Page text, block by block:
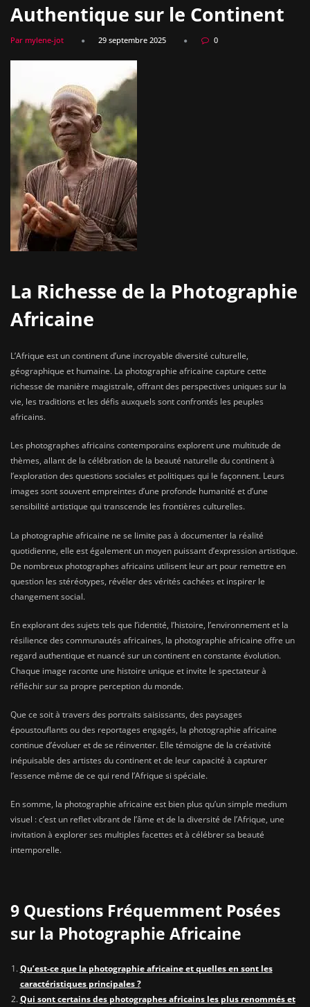
Authentique sur le Continent
Par mylene-jot 29 septembre 2025 0
La Richesse de la Photographie
Africaine
L’Afrique est un continent d’une incroyable diversité culturelle,
géographique et humaine. La photographie africaine capture cette
richesse de manière magistrale, offrant des perspectives uniques sur la
vie, les traditions et les défis auxquels sont confrontés les peuples
africains.
Les photographes africains contemporains explorent une multitude de
thèmes, allant de la célébration de la beauté naturelle du continent à
l’exploration des questions sociales et politiques qui le façonnent. Leurs
images sont souvent empreintes d’une profonde humanité et d’une
sensibilité artistique qui transcende les frontières culturelles.
La photographie africaine ne se limite pas à documenter la réalité
quotidienne, elle est également un moyen puissant d’expression artistique.
De nombreux photographes africains utilisent leur art pour remettre en
question les stéréotypes, révéler des vérités cachées et inspirer le
changement social.
En explorant des sujets tels que l’identité, l’histoire, l’environnement et la
résilience des communautés africaines, la photographie africaine offre un
regard authentique et nuancé sur un continent en constante évolution.
Chaque image raconte une histoire unique et invite le spectateur à
réfléchir sur sa propre perception du monde.
Que ce soit à travers des portraits saisissants, des paysages
époustouflants ou des reportages engagés, la photographie africaine
continue d’évoluer et de se réinventer. Elle témoigne de la créativité
inépuisable des artistes du continent et de leur capacité à capturer
l’essence même de ce qui rend l’Afrique si spéciale.
En somme, la photographie africaine est bien plus qu’un simple medium
visuel : c’est un reflet vibrant de l’âme et de la diversité de l’Afrique, une
invitation à explorer ses multiples facettes et à célébrer sa beauté
intemporelle.
9 Questions Fréquemment Posées
sur la Photographie Africaine
Qu’est-ce que la photographie africaine et quelles en sont les
caractéristiques principales ?
Qui sont certains des photographes africains les plus renommés et